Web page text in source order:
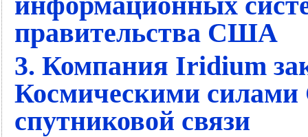
правительства США
3. Компания Iridium
Космическими
спутниковой связи